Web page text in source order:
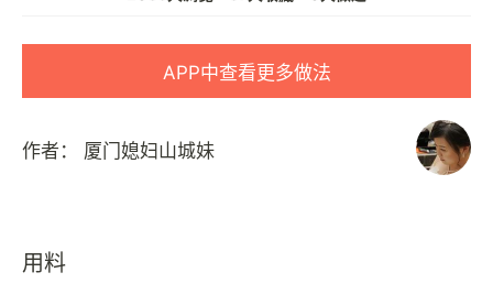
APP中查看更多做法
作者： 厦门媳妇山城妹
用料